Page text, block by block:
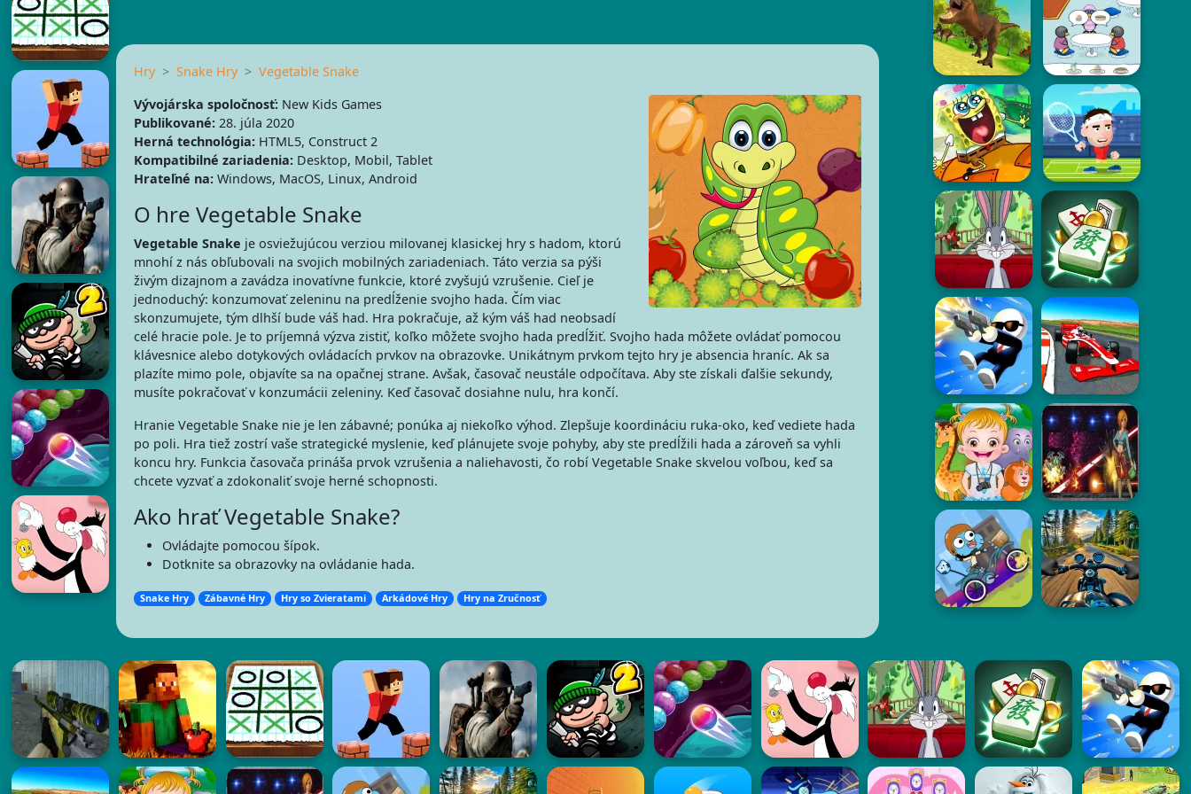
Hry Snake Hry
Vegetable Snake
Vývojárska spoločnosť:New Kids Games
Publikované:28. júla 2020
Herná technológia:HTML5, Construct 2
Kompatibilné zariadenia:Desktop, Mobil, Tablet
Hrateľné na:Windows, MacOS, Linux, Android
O hre Vegetable Snake
Vegetable Snake je osviežujúcou verziou milovanej klasickej hry s hadom, ktorú
mnohí z nás obľubovali na svojich mobilných zariadeniach. Táto verzia sa pýši
živým dizajnom a zavádza inovatívne funkcie, ktoré zvyšujú vzrušenie. Cieľ je
jednoduchý: konzumovať zeleninu na predĺženie svojho hada. Čím viac
skonzumujete, tým dlhší bude váš had. Hra pokračuje, až kým váš had neobsadí
celé hracie pole. Je to príjemná výzva zistiť, koľko môžete svojho hada predĺžiť. Svojho hada môžete ovládať pomocou
klávesnice alebo dotykových ovládacích prvkov na obrazovke. Unikátnym prvkom tejto hry je absencia hraníc. Ak sa
plazíte mimo pole, objavíte sa na opačnej strane. Avšak, časovač neustále odpočítava. Aby ste získali ďalšie sekundy,
musíte pokračovať v konzumácii zeleniny. Keď časovač dosiahne nulu, hra končí.
Hranie Vegetable Snake nie je len zábavné; ponúka aj niekoľko výhod. Zlepšuje koordináciu ruka-oko, keď vediete hada
po poli. Hra tiež zostrí vaše strategické myslenie, keď plánujete svoje pohyby, aby ste predĺžili hada a zároveň sa vyhli
koncu hry. Funkcia časovača prináša prvok vzrušenia a naliehavosti, čo robí Vegetable Snake skvelou voľbou, keď sa
chcete vyzvať a zdokonaliť svoje herné schopnosti.
Ako hrať Vegetable Snake?
Ovládajte pomocou šípok.
Dotknite sa obrazovky na ovládanie hada.
Snake Hry Zábavné Hry Hry so Zvieratami Arkádové Hry Hry na Zručnosť